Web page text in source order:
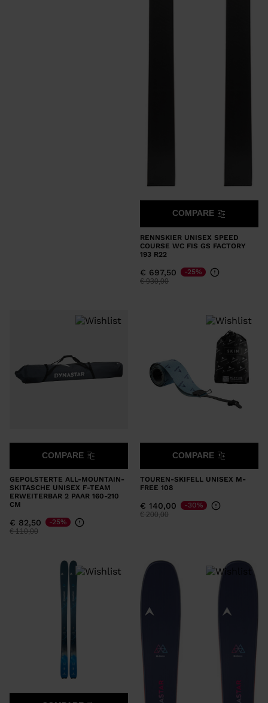
RENNSKIER UNISEX SPEED
COURSE WC FIS GS FACTORY
193 R22
€ 697,50
Preis reduziert von
€ 930,00auf
-25%
COMPARE
GEPOLSTERTE ALL-MOUNTAIN-
SKITASCHE UNISEX F-TEAM
ERWEITERBAR 2 PAAR 160-210
CM
€ 82,50
Preis reduziert von
€ 110,00auf
-25%
COMPARE
TOUREN-SKIFELL UNISEX M-
FREE 108
€ 140,00
Preis reduziert von
€ 200,00auf
-30%
COMPARE